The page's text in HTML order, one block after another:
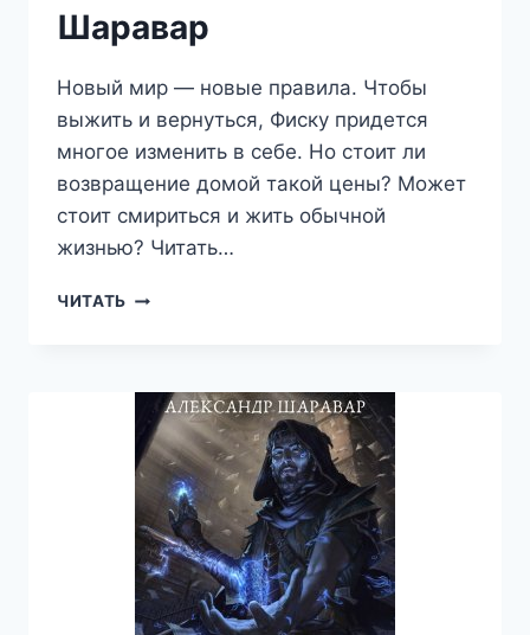
Шаравар
Новый мир — новые правила. Чтобы
выжить и вернуться, Фиску придется
многое изменить в себе. Но стоит ли
возвращение домой такой цены? Может
стоит смириться и жить обычной
жизнью? Читать…
ЧИТАТЬ ВЕРНУТЬ
—
АЛЕКСАНДР
SETROI
ШАРАВАР